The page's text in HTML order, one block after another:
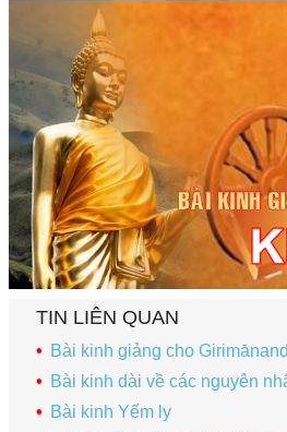
TIN LIÊN QUAN
Bài kinh giảng cho
Bài kinh dài về các nguyên
Bài kinh Yếm ly